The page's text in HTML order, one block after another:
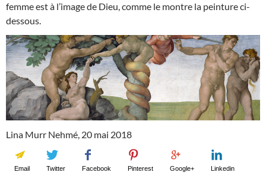
femme est à l’image de Dieu, comme le montre la peinture ci-
dessous.
Lina Murr Nehmé, 20 mai 2018
Email Twitter Facebook Pinterest Google+ Linkedin